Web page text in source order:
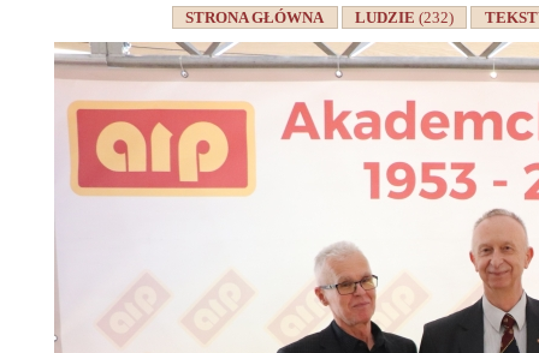
STRONA GŁÓWNA LUDZIE(232)